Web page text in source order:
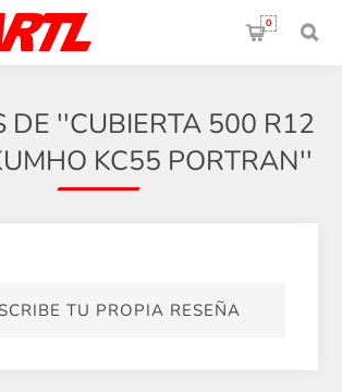
0
DE CUBIERTA 500 R12
KC55 PORTRAN
TU PROPIA RESEÑA